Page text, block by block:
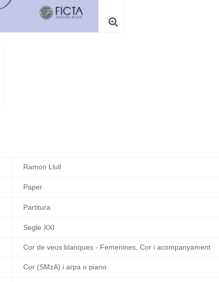
Ramon Llull
Paper
Partitura
Segle XXI
Cor de veus blanques - Femenines, Cor i acompanyament
Cor (SMzA) i arpa o piano